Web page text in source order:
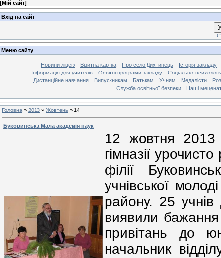
[Мій сайт]
Вхід на сайт
Меню сайту
Новини ліцею Візитна картка Про село Дихтинець
Історія закладу
Інформація для учителів
Освітні програми закладу
Соціально-
Дистанційне навчання
Випускникам Батькам Учням Медалісти
Служба освітньої безпеки
Наші
Головна » 2013 » Жовтень » 14
Буковинська Мала академія наук
12 жовтня 2013
гімназії
філії
учнівської
району. 25
виявили
привітань до
начальник